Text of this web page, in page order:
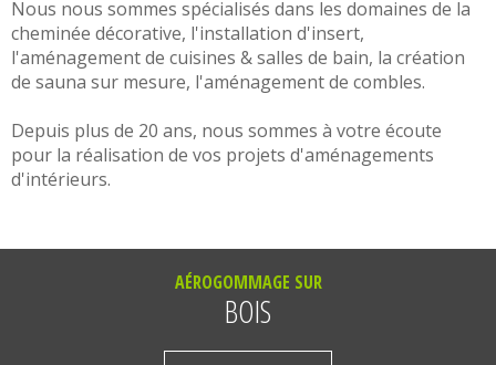
Nous nous sommes spécialisés dans les domaines de la
cheminée décorative, l'installation d'insert,
l'aménagement de cuisines &salles de bain, la création
de sauna sur mesure, l'aménagement de combles.
Depuis plus de 20 ans, nous sommes à votre écoute
pour la réalisation de vos projets d'aménagements
d'intérieurs.
AÉROGOMMAGE SUR
BOIS